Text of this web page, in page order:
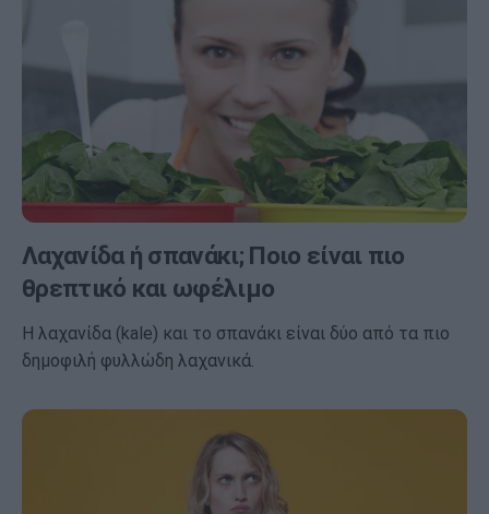
Λαχανίδα ή σπανάκι; Ποιο είναι πιο
θρεπτικό και ωφέλιμο
Η λαχανίδα (kale) και το σπανάκι είναι δύο από τα πιο
δημοφιλή φυλλώδη λαχανικά.